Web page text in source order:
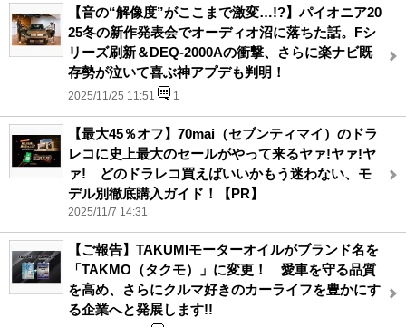
【音の“解像度”がここまで激変…!?】パイオニア20
25冬の新作発表会でオーディオ沼に落ちた話。Fシ
リーズ刷新＆DEQ-2000Aの衝撃、さらに楽ナビ既
存勢が泣いて喜ぶ神アプデも判明！
2025/11/25 11:51 1
【最大45％オフ】70mai（セブンティマイ）のドラ
レコに史上最大のセールがやって来るヤァ!ヤァ!ヤ
ァ! どのドラレコ買えばいいかもう迷わない、モ
デル別徹底購入ガイド！【PR】
2025/11/7 14:31
【ご報告】TAKUMIモーターオイルがブランド名を
「TAKMO（タクモ）」に変更！ 愛車を守る品質
を高め、さらにクルマ好きのカーライフを豊かにす
る企業へと発展します!!